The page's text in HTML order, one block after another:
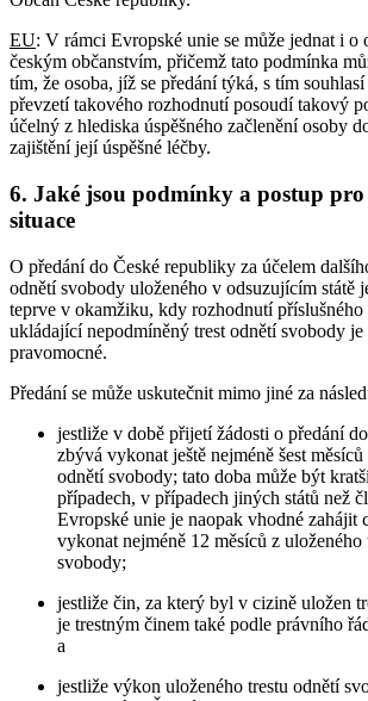
EU: V rámci Evropské unie se může jednat i o
českým občanstvím, přičemž tato podmínka
tím, že osoba, jíž se předání týká, s tím
převzetí takového rozhodnutí posoudí takový
účelný z hlediska úspěšného začlenění osoby
zajištění její úspěšné léčby.
6. Jaké jsou podmínky a postup
situace
O předání do České republiky za účelem
odnětí svobody uloženého v odsuzujícím státě
teprve v okamžiku, kdy rozhodnutí příslušného
ukládající nepodmíněný trest odnětí svobody je
pravomocné.
Předání se může uskutečnit mimo jiné za
jestliže v době přijetí žádosti o předání
zbývá vykonat ještě nejméně šest
odnětí svobody; tato doba může být
případech, v případech jiných států než
Evropské unie je naopak vhodné zahájit
vykonat nejméně 12 měsíců z uloženého
svobody;
jestliže čin, za který byl v cizině uložen
je trestným činem také podle právního
a
jestliže výkon uloženého trestu odnětí